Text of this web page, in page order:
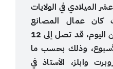
الميلادي في الولايات
كان عمال المصانع
يعملون لساعات طويلة من اليوم، قد تصل إلى 12
من الأسبوع، وذلك بحسب ما
وابلز، الأستاذ في